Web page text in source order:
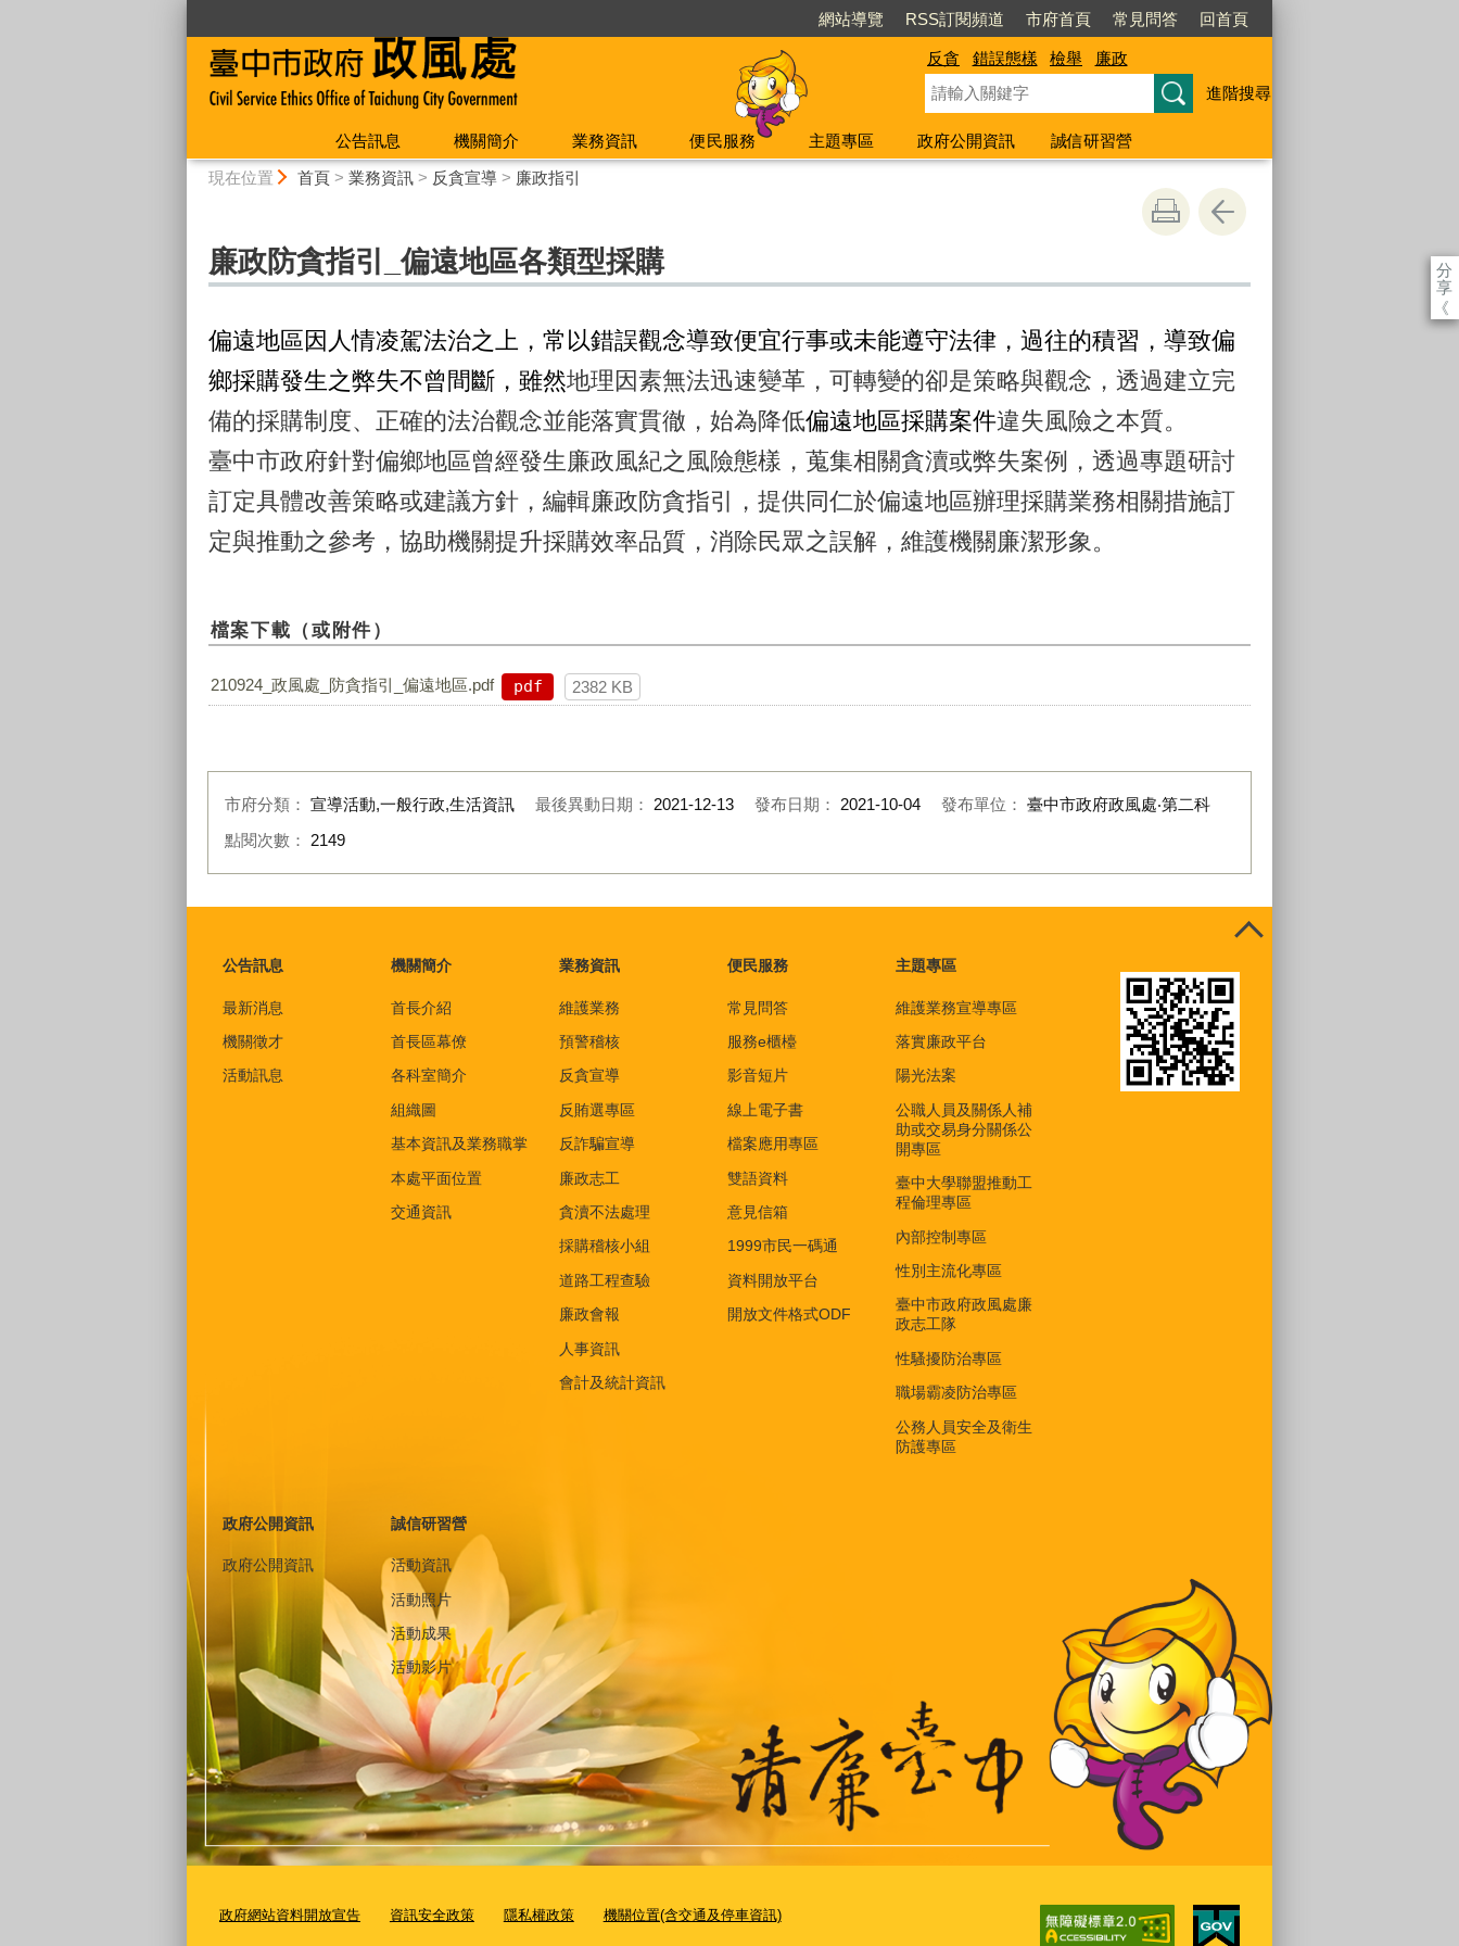
網站導覽 RSS訂閱頻道 市府首頁 常見問答 回首頁
反貪 錯誤態樣 檢舉
廉政
進階搜尋
公告訊息 機關簡介 業務資訊 便民服務 主題專區 政府公開資訊
誠信研習營
現在位置 首頁> 業務資訊> 反貪宣導> 廉政指引
分
享
《
廉政防貪指引_偏遠地區各類型採購
偏遠地區因人情凌駕法治之上，常以錯誤觀念導致便宜行事或未能遵守法律，過往的積習，導致偏
鄉採購發生之弊失不曾間斷，雖然地理因素無法迅速變革，可轉變的卻是策略與觀念，透過建立完
備的採購制度、正確的法治觀念並能落實貫徹，始為降低偏遠地區採購案件違失風險之本質。
臺中市政府針對偏鄉地區曾經發生廉政風紀之風險態樣，蒐集相關貪瀆或弊失案例，透過專題研討
訂定具體改善策略或建議方針，編輯廉政防貪指引，提供同仁於偏遠地區辦理採購業務相關措施訂
定與推動之參考，協助機關提升採購效率品質，消除民眾之誤解，維護機關廉潔形象。
檔案下載（或附件）
210924_政風處_防貪指引_偏遠地區.pdf pdf 2382 KB
市府分類： 宣導活動,一般行政,生活資訊 最後異動日期： 2021-12-13 發布日期： 2021-10-04 發布單位： 臺中市政府政風處‧第二科
點閱次數： 2149
公告訊息
最新消息
機關徵才
活動訊息
機關簡介
首長介紹
首長區幕僚
各科室簡介
組織圖
基本資訊及業務職掌
本處平面位置
交通資訊
業務資訊
維護業務
預警稽核
反貪宣導
反賄選專區
反詐騙宣導
廉政志工
貪瀆不法處理
採購稽核小組
道路工程查驗
廉政會報
人事資訊
會計及統計資訊
便民服務
常見問答
服務e櫃檯
影音短片
線上電子書
檔案應用專區
雙語資料
意見信箱
1999市民一碼通
資料開放平台
開放文件格式ODF
主題專區
維護業務宣導專區
落實廉政平台
陽光法案
公職人員及關係人補
助或交易身分關係公
開專區
臺中大學聯盟推動工
程倫理專區
內部控制專區
性別主流化專區
臺中市政府政風處廉
政志工隊
性騷擾防治專區
職場霸凌防治專區
公務人員安全及衛生
防護專區
政府公開資訊
政府公開資訊
誠信研習營
活動資訊
活動照片
活動成果
活動影片
政府網站資料開放宣告 資訊安全政策 隱私權政策 機關位置(含交通及停車資訊)